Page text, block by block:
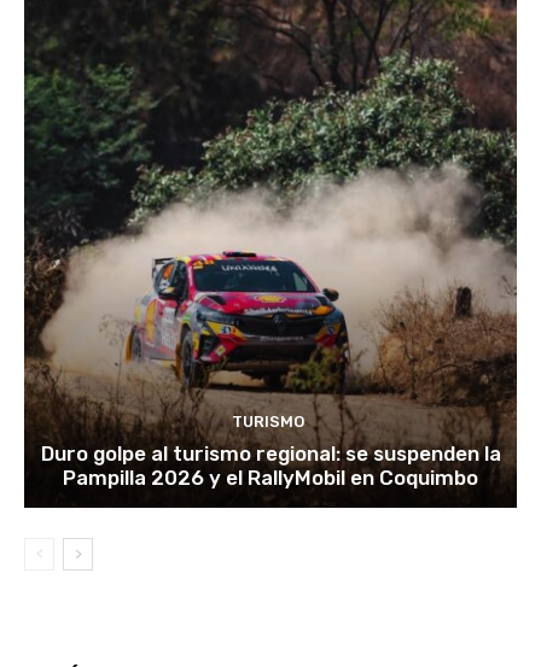
TURISMO
Duro golpe al turismo regional: se suspenden la
Pampilla 2026 y el RallyMobil en Coquimbo